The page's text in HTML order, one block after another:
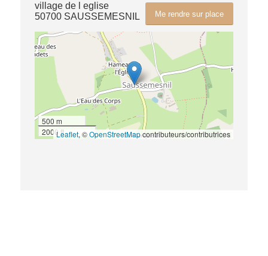
Me rendre sur place
village de l eglise
50700 SAUSSEMESNIL
500 m
2000 ftLeaflet, ©OpenStreetMapcontributeurs/contributrices